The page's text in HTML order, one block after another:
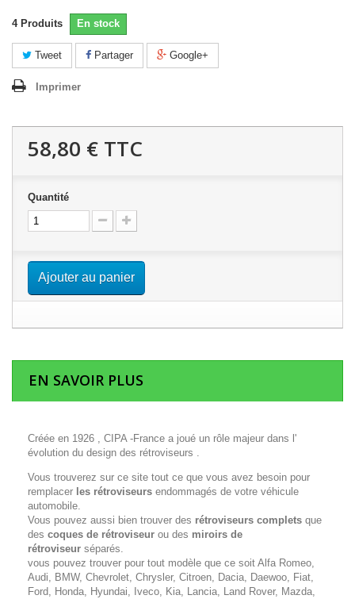
4 Produits En stock
Tweet Partager Google+
Imprimer
58,80 € TTC
Quantité
Ajouter au panier
EN SAVOIR PLUS
Créée en 1926 , CIPA -France a joué un rôle majeur dans l'
évolution du design des rétroviseurs .
Vous trouverez sur ce site tout ce que vous avez besoin pour
remplacer les rétroviseurs endommagés de votre véhicule
automobile.
Vous pouvez aussi bien trouver des rétroviseurs complets que
des coques de rétroviseur ou des miroirs de
rétroviseur séparés.
vous pouvez trouver pour tout modèle que ce soit Alfa Romeo,
Audi, BMW, Chevrolet, Chrysler, Citroen, Dacia, Daewoo, Fiat,
Ford, Honda, Hyundai, Iveco, Kia, Lancia, Land Rover, Mazda,